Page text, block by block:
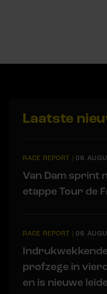
Laatste
RACE REPORT |06
Van Dam sprint
etappe Tour de
RACE REPORT |06
profzege in
en is nieuwe